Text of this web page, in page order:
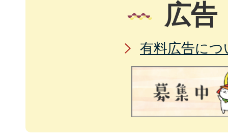
広告
有料広告につ